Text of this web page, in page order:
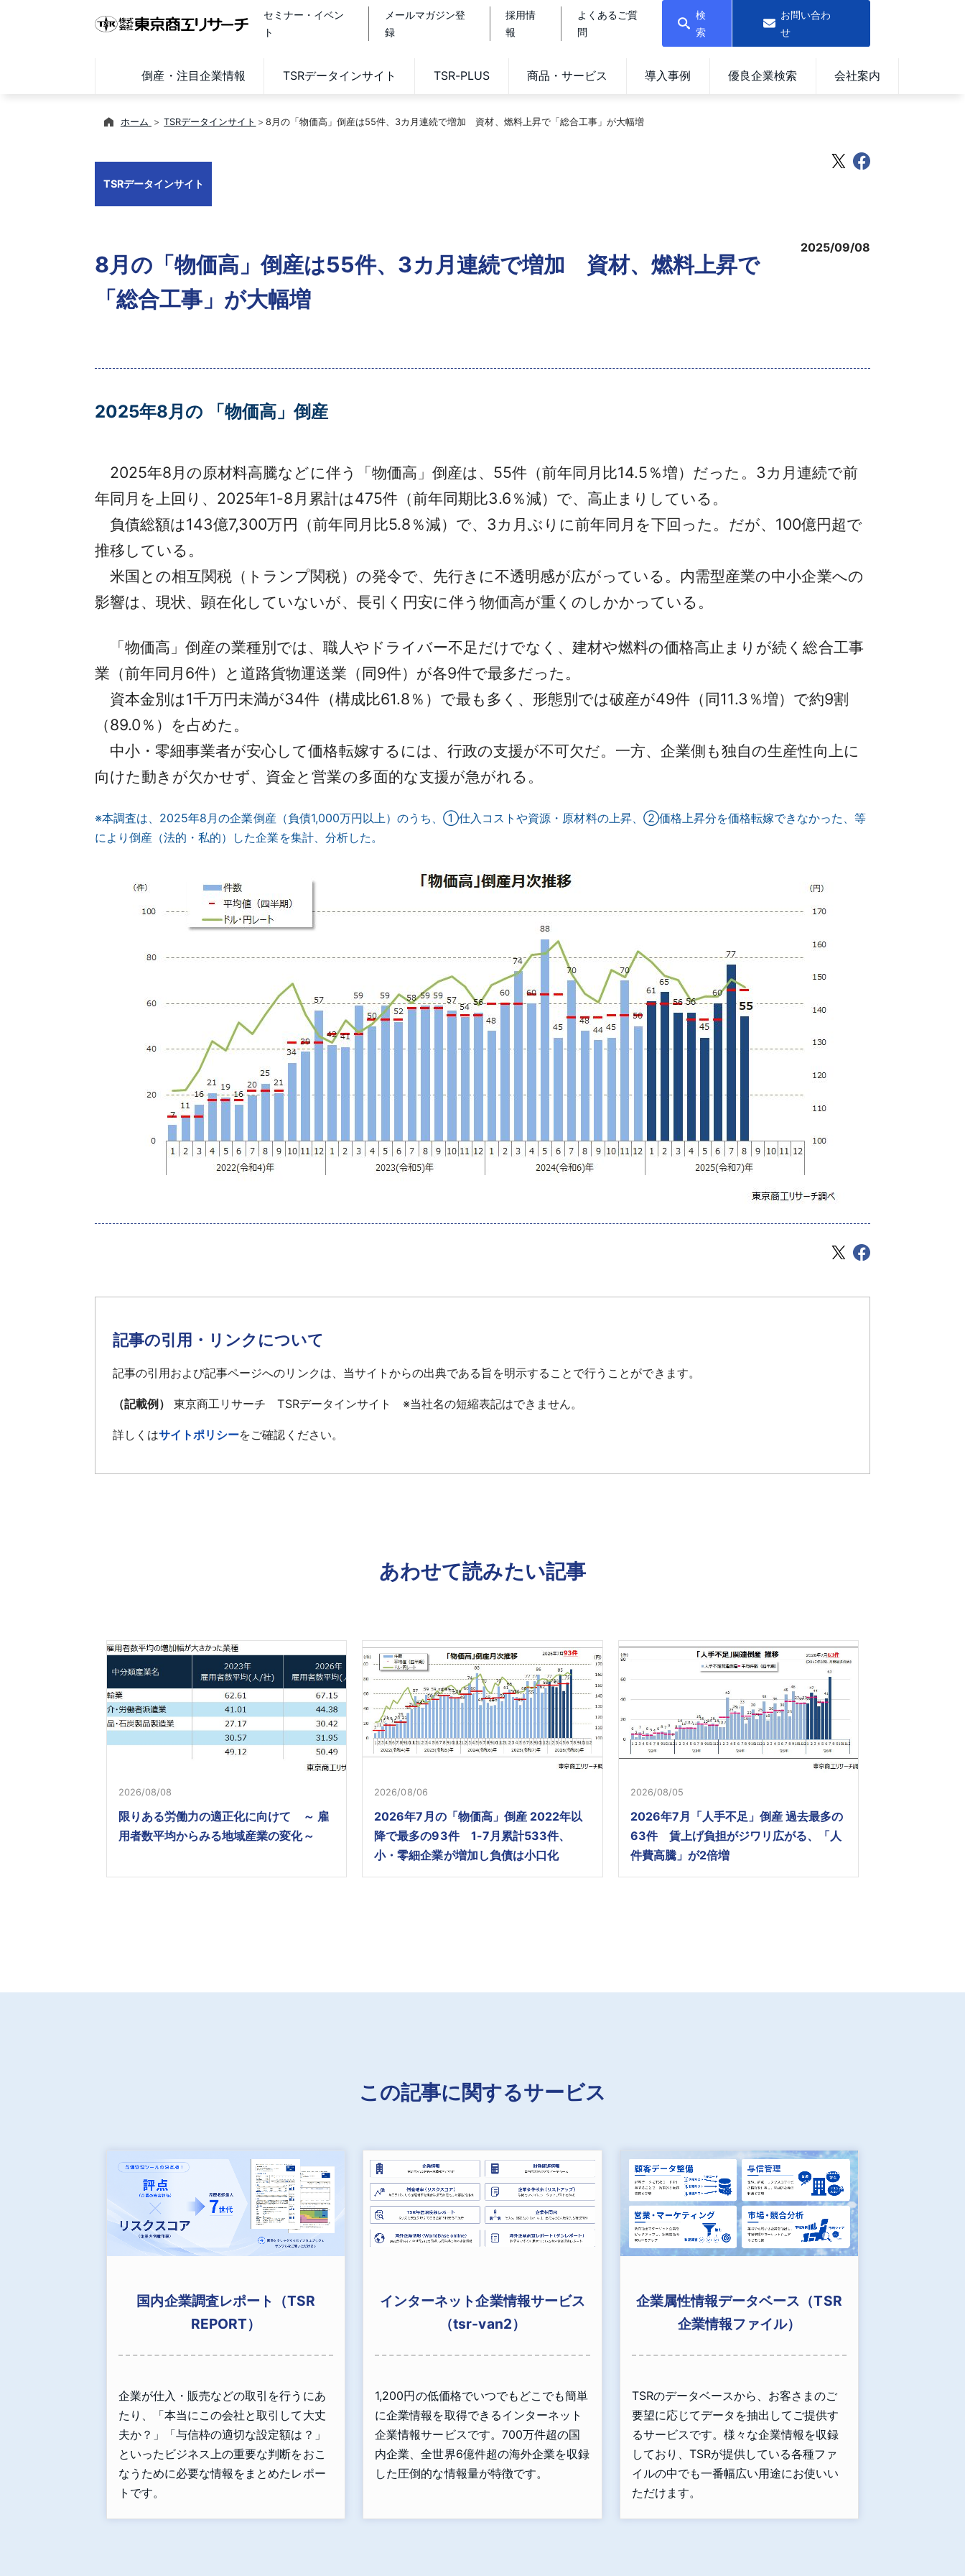
セミナー・イベン
ト
メールマガジン登
録
採用情
報
よくあるご質
問
検
索
お問い合わ
せ
倒産・注目企業情報 TSRデータインサイト TSR-PLUS 商品・サービス 導入事例 優良企業検索 会社案内
ホーム TSRデータインサイト 8月の「物価高」倒産は55件、3カ月連続で増加 資材、燃料上昇で「総合工事」が大幅増
TSRデータインサイト
8月の「物価高」倒産は55件、3カ月連続で増加 資材、燃料上昇で
「総合工事」が大幅増
2025/09/08
2025年8月の 「物価高」倒産
2025年8月の原材料高騰などに伴う「物価高」倒産は、55件（前年同月比14.5％増）だった。3カ月連続で前
年同月を上回り、2025年1-8月累計は475件（前年同期比3.6％減）で、高止まりしている。
負債総額は143億7,300万円（前年同月比5.8％減）で、3カ月ぶりに前年同月を下回った。だが、100億円超で
推移している。
米国との相互関税（トランプ関税）の発令で、先行きに不透明感が広がっている。内需型産業の中小企業への
影響は、現状、顕在化していないが、長引く円安に伴う物価高が重くのしかかっている。
「物価高」倒産の業種別では、職人やドライバー不足だけでなく、建材や燃料の価格高止まりが続く総合工事
業（前年同月6件）と道路貨物運送業（同9件）が各9件で最多だった。
資本金別は1千万円未満が34件（構成比61.8％）で最も多く、形態別では破産が49件（同11.3％増）で約9割
（89.0％）を占めた。
中小・零細事業者が安心して価格転嫁するには、行政の支援が不可欠だ。一方、企業側も独自の生産性向上に
向けた動きが欠かせず、資金と営業の多面的な支援が急がれる。
※本調査は、2025年8月の企業倒産（負債1,000万円以上）のうち、①仕入コストや資源・原材料の上昇、②価格上昇分を価格転嫁できなかった、等
により倒産（法的・私的）した企業を集計、分析した。
記事の引用・リンクについて
記事の引用および記事ページへのリンクは、当サイトからの出典である旨を明示することで行うことができます。
（記載例） 東京商工リサーチ TSRデータインサイト ※当社名の短縮表記はできません。
詳しくはサイトポリシーをご確認ください。
あわせて読みたい記事
2026/08/08
限りある労働力の適正化に向けて ～ 雇
用者数平均からみる地域産業の変化～
2026/08/06
2026年7月の「物価高」倒産 2022年以
降で最多の93件 1-7月累計533件、
小・零細企業が増加し負債は小口化
2026/08/05
2026年7月「人手不足」倒産 過去最多の
63件 賃上げ負担がジワリ広がる、「人
件費高騰」が2倍増
この記事に関するサービス
国内企業調査レポート（TSR
REPORT）
企業が仕入・販売などの取引を行うにあ
たり、「本当にこの会社と取引して大丈
夫か？」「与信枠の適切な設定額は？」
といったビジネス上の重要な判断をおこ
なうために必要な情報をまとめたレポー
トです。
インターネット企業情報サービス
（tsr-van2）
1,200円の低価格でいつでもどこでも簡単
に企業情報を取得できるインターネット
企業情報サービスです。700万件超の国
内企業、全世界6億件超の海外企業を収録
した圧倒的な情報量が特徴です。
企業属性情報データベース（TSR
企業情報ファイル）
TSRのデータベースから、お客さまのご
要望に応じてデータを抽出してご提供す
るサービスです。様々な企業情報を収録
しており、TSRが提供している各種ファ
イルの中でも一番幅広い用途にお使いい
ただけます。